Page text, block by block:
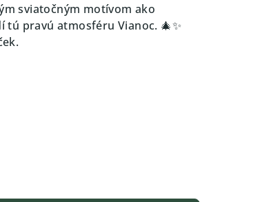
sviatočným motívom ako
tú pravú atmosféru Vianoc. 🎄✨